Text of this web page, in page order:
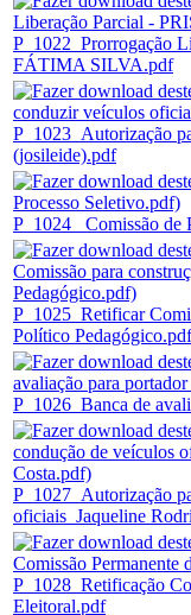
P_1022_Prorrogação
FÁTIMA SILVA.pdf
P_1023_Autorização
(josileide).pdf
P_1024_ Comissão de
P_1025_Retificar
Político Pedagógico.pdf
P_1026_Banca de
P_1027_Autorização
oficiais_Jaqueline
P_1028_Retificação
Eleitoral.pdf